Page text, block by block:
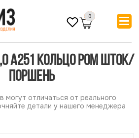
0
А251 Кольцо POM шток/
поршень
могут отличаться от реального
детали у нашего менеджера